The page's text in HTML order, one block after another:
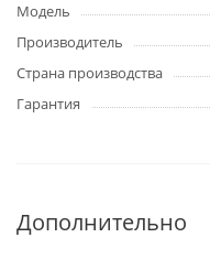
Модель
Производитель
Страна производства
Гарантия
Дополнительно